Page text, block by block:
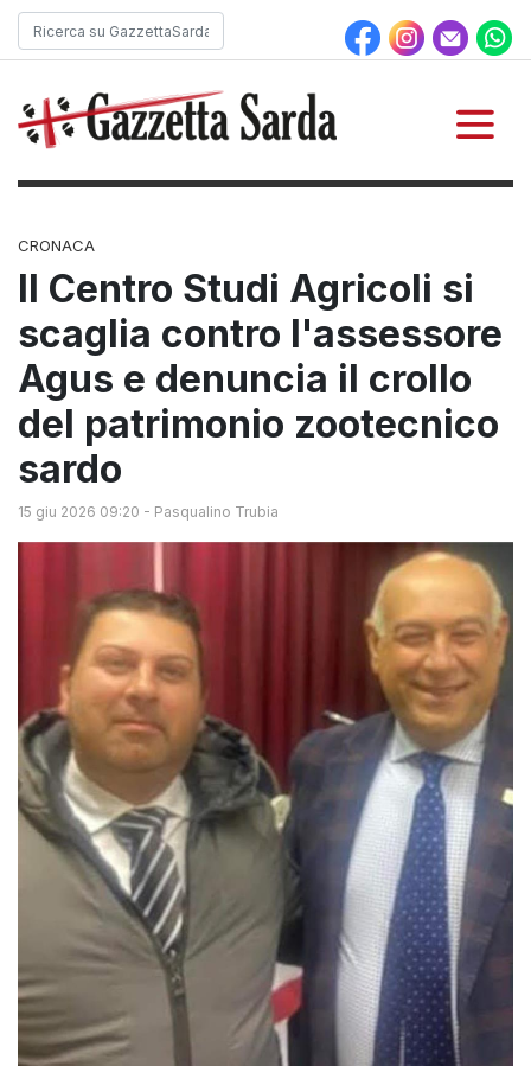
CRONACA
Il Centro Studi Agricoli si
scaglia contro l'assessore
Agus e denuncia il crollo
del patrimonio zootecnico
sardo
15 giu 2026 09:20 - Pasqualino Trubia